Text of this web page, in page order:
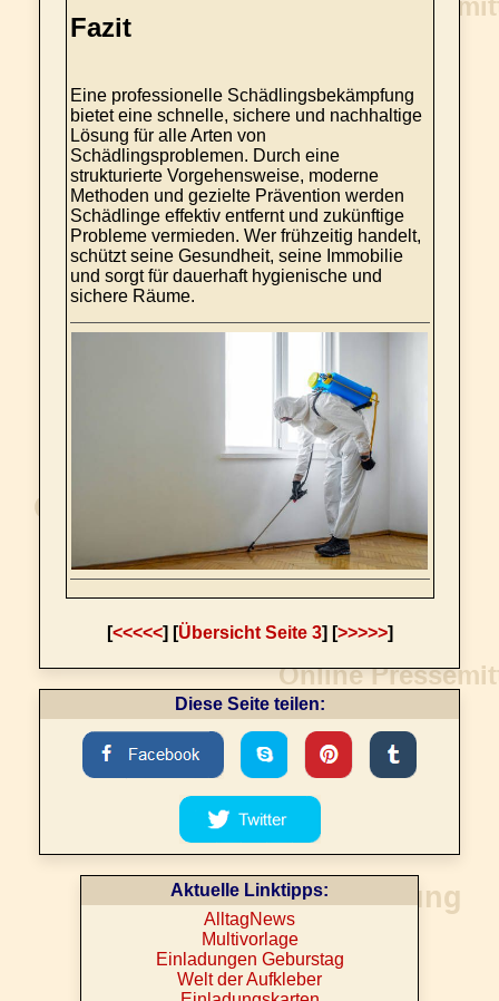
Fazit
Eine professionelle Schädlingsbekämpfung
bietet eine schnelle, sichere und nachhaltige
Lösung für alle Arten von
Schädlingsproblemen. Durch eine
strukturierte Vorgehensweise, moderne
Methoden und gezielte Prävention werden
Schädlinge effektiv entfernt und zukünftige
Probleme vermieden. Wer frühzeitig handelt,
schützt seine Gesundheit, seine Immobilie
und sorgt für dauerhaft hygienische und
sichere Räume.
[<<<<<] [Übersicht Seite 3] [>>>>>]
Diese Seite teilen:
Aktuelle Linktipps:
AlltagNews
Multivorlage
Einladungen Geburstag
Welt der Aufkleber